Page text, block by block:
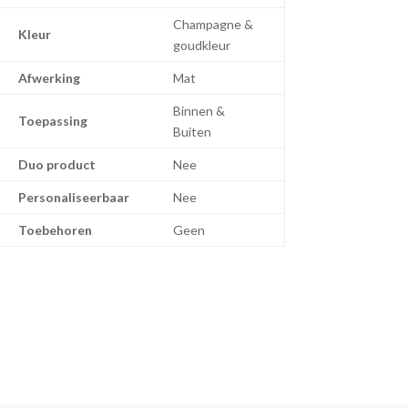
Kleur
Champagne &
goudkleur
Afwerking Mat
Toepassing
Binnen &
Buiten
Duo product Nee
Personaliseerbaar Nee
Toebehoren Geen